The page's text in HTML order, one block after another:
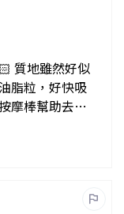
質地雖然好似
脂粒，好快吸
摩棒幫助去水